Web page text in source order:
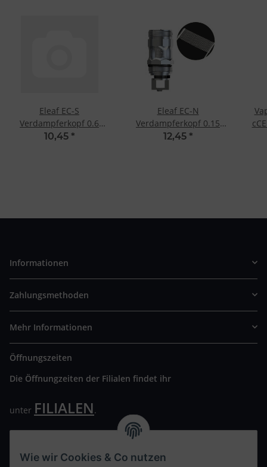
Eleaf EC-S
Verdampferkopf 0.6
Ohm (5 Stk.)
10,45 *
Eleaf EC-N
Verdampferkopf 0.15
Ohm (5 Stk.)
12,45 *
Informationen
Zahlungsmethoden
Mehr Informationen
Öffnungszeiten
Die Öffnungzeiten der Filialen findet ihr
unter FILIALEN.
Wir freuen uns auf Euren Besuch. Bitte beachtet die
Wie wir Cookies & Co nutzen